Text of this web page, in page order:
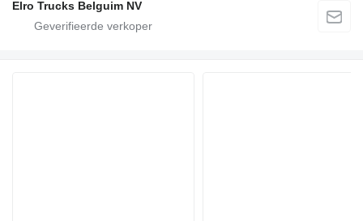
Elro Trucks Belguim NV